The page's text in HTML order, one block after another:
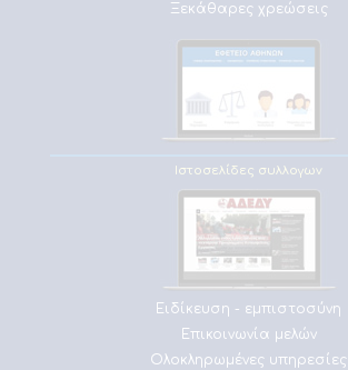
Ξεκάθαρες χρεώσεις
Ιστοσελίδες συλλογων
Ειδίκευση - εμπιστοσύνη
Επικοινωνία μελών
Ολοκληρωμένες υπηρεσίες